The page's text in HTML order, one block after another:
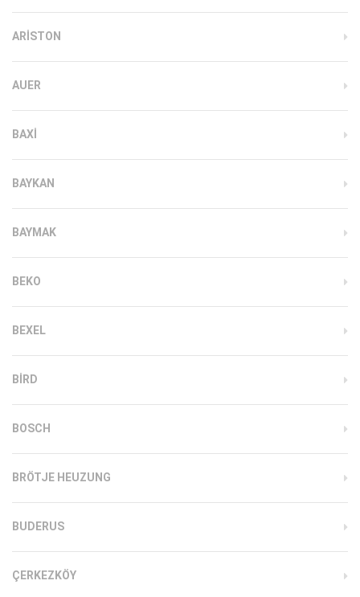
ARISTON
AUER
BAXI
BAYKAN
BAYMAK
BEKO
BEXEL
BIRD
BOSCH
BRÖTJE HEUZUNG
BUDERUS
ÇERKEZKÖY